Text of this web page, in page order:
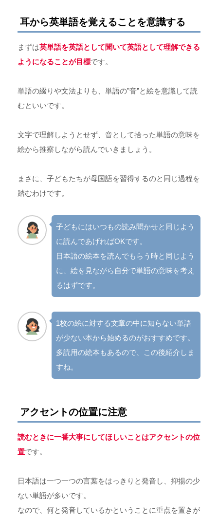
耳から英単語を覚えることを意識する
まずは英単語を英語として聞いて英語として理解できる
ようになることが目標です。
単語の綴りや文法よりも、単語の”音”と絵を意識して読
むといいです。
文字で理解しようとせず、音として拾った単語の意味を
絵から推察しながら読んでいきましょう。
まさに、子どもたちが母国語を習得するのと同じ過程を
踏むわけです。
子どもにはいつもの読み聞かせと同じよう
に読んであげればOKです。
日本語の絵本を読んでもらう時と同じよう
に、絵を見ながら自分で単語の意味を考え
るはずです。
1枚の絵に対する文章の中に知らない単語
が少ない本から始めるのがおすすめです。
多読用の絵本もあるので、この後紹介しま
すね。
アクセントの位置に注意
読むときに一番大事にしてほしいことはアクセントの位
置です。
日本語は一つ一つの言葉をはっきりと発音し、抑揚の少
ない単語が多いです。
なので、何と発音しているかということに重点を置きが